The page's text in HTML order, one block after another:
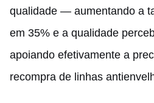
qualidade — aumentando a
em 35% e a qualidade
apoiando efetivamente a
recompra de linhas